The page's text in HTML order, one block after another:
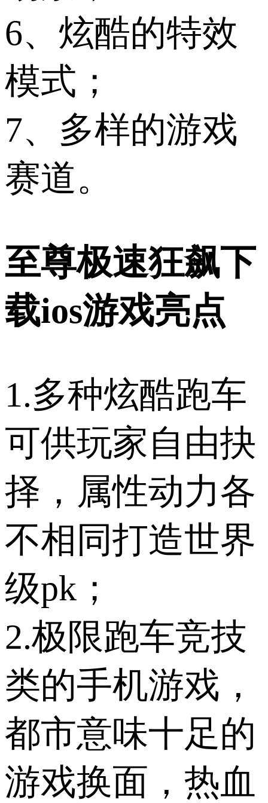
6、炫酷的特效
模式；
7、多样的游戏
赛道。
至尊极速狂飙下
载ios游戏亮点
1.多种炫酷跑车
可供玩家自由抉
择，属性动力各
不相同打造世界
级pk；
2.极限跑车竞技
类的手机游戏，
都市意味十足的
游戏换面，热血